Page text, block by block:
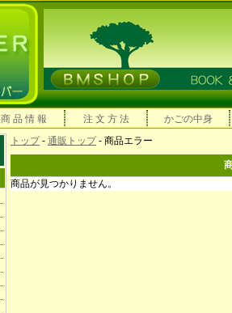
商 品 情 報 注 文 方 法 かごの中身
トップ- 通販トップ- 商品エラー
商品が見つかりません。